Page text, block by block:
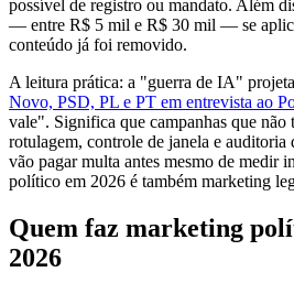
possível de registro ou mandato. Além
— entre R$ 5 mil e R$ 30 mil — se
conteúdo já foi removido.
A leitura prática: a "guerra de IA"
Novo, PSD, PL e PT em entrevista ao
vale". Significa que campanhas que
rotulagem, controle de janela e auditoria
vão pagar multa antes mesmo de medir
político em 2026 é também marketing
Quem faz marketing
2026